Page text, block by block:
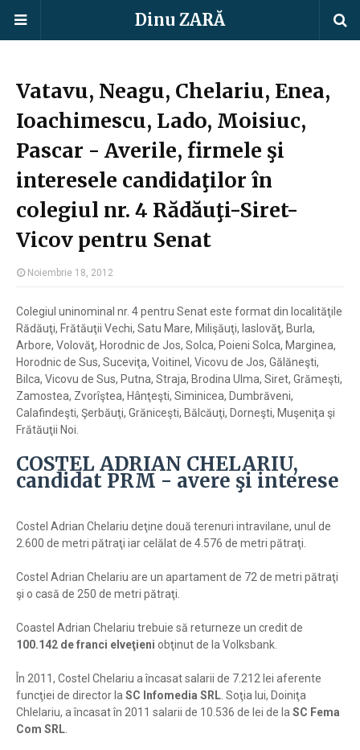
Dinu ZARĂ
Vatavu, Neagu, Chelariu, Enea,
Ioachimescu, Lado, Moisiuc,
Pascar - Averile, firmele şi
interesele candidaţilor în
colegiul nr. 4 Rădăuţi-Siret-
Vicov pentru Senat
Noiembrie 18, 2012
Colegiul uninominal nr. 4 pentru Senat este format din localităţile
Rădăuţi, Frătăuţii Vechi, Satu Mare, Milişăuţi, Iaslovăţ, Burla,
Arbore, Volovăţ, Horodnic de Jos, Solca, Poieni Solca, Marginea,
Horodnic de Sus, Suceviţa, Voitinel, Vicovu de Jos, Gălăneşti,
Bilca, Vicovu de Sus, Putna, Straja, Brodina Ulma, Siret, Grămeşti,
Zamostea, Zvorîştea, Hânţeşti, Siminicea, Dumbrăveni,
Calafindeşti, Şerbăuţi, Grăniceşti, Bălcăuţi, Dorneşti, Muşeniţa şi
Frătăuţii Noi.
COSTEL ADRIAN CHELARIU,
candidat PRM - avere şi interese
Costel Adrian Chelariu deţine două terenuri intravilane, unul de
2.600 de metri pătraţi iar celălat de 4.576 de metri pătraţi.
Costel Adrian Chelariu are un apartament de 72 de metri pătraţi
şi o casă de 250 de metri pătraţi.
Coastel Adrian Chelariu trebuie să returneze un credit de
100.142 de franci elveţieni obţinut de la Volksbank.
În 2011, Costel Chelariu a încasat salarii de 7.212 lei aferente
funcţiei de director la SC Infomedia SRL . Soţia lui, Doiniţa
Chlelariu, a încasat în 2011 salarii de 10.536 de lei de la SC Fema
Com SRL